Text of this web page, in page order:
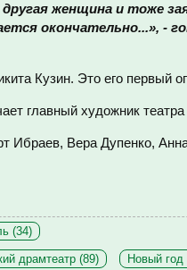
женщина и тоже
окончательно...», -
Кузин. Это его первый
главный художник
Ибраев, Вера Дупенко,
(34)
драмтеатр (89) Новый год